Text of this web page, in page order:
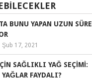
BUNU YAPAN UZUN SÜRE
Şub 17, 2021
SAĞLIKLI YAĞ SEÇIMI:
YAĞLAR FAYDALI?